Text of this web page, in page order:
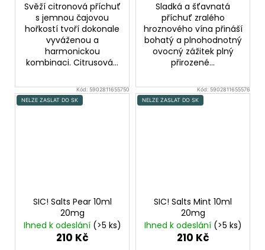
Svěží citronová příchuť
s jemnou čajovou
hořkostí tvoří dokonale
vyváženou a
harmonickou
kombinaci. Citrusová...
Sladká a šťavnatá
příchuť zralého
hroznového vína přináší
bohatý a plnohodnotný
ovocný zážitek plný
přirozené...
Kód: 5902811655750
NELZE ZASLAT DO SK
SIC! Salts Pear 10ml
20mg
Ihned k odeslání (>5 ks)
210 Kč
Kód: 5902811655576
NELZE ZASLAT DO SK
SIC! Salts Mint 10ml
20mg
Ihned k odeslání (>5 ks)
210 Kč